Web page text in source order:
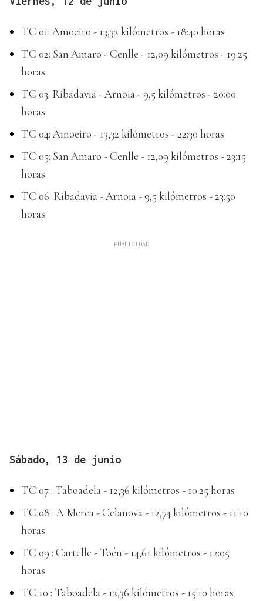
TC 01: Amoeiro - 13,32 kilómetros - 18:40 horas
TC 02: San Amaro - Cenlle - 12,09 kilómetros - 19:25
horas
TC 03: Ribadavia - Arnoia - 9,5 kilómetros - 20:00
horas
TC 04: Amoeiro - 13,32 kilómetros - 22:30 horas
TC 05: San Amaro - Cenlle - 12,09 kilómetros - 23:15
horas
TC 06: Ribadavia - Arnoia - 9,5 kilómetros - 23:50
horas
Sábado, 13 de junio
TC 07 : Taboadela - 12,36 kilómetros - 10:25 horas
TC 08 : A Merca - Celanova - 12,74 kilómetros - 11:10
horas
TC 09 : Cartelle - Toén - 14,61 kilómetros - 12:05
horas
TC 10 : Taboadela - 12,36 kilómetros - 15:10 horas